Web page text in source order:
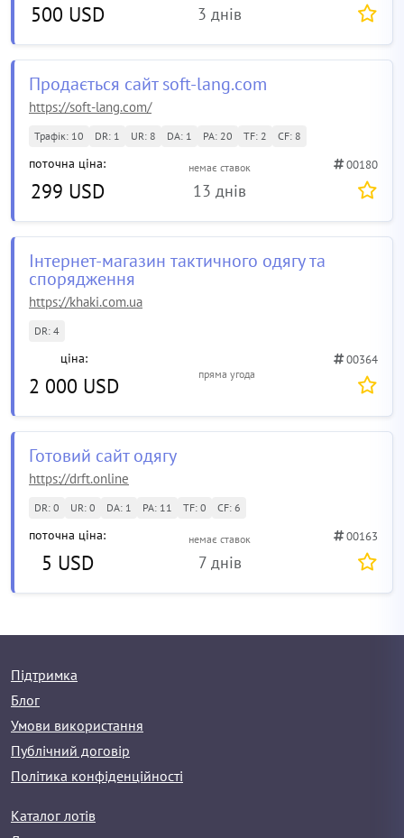
500 USD 3 днів
Продається сайт soft-lang.com
https://soft-lang.com/
Трафік: 10 DR: 1 UR: 8 DA: 1 PA: 20 TF: 2 CF: 8
поточна ціна:
299 USD
немає ставок
13 днів
00180
Інтернет-магазин тактичного одягу та
спорядження
https://khaki.com.ua
DR: 4
ціна:
2 000 USD пряма угода
00364
Готовий сайт одягу
https://drft.online
DR: 0 UR: 0 DA: 1 PA: 11 TF: 0 CF: 6
поточна ціна:
5 USD
немає ставок
7 днів
00163
Підтримка
Блог
Умови використання
Публічний договір
Політика конфіденційності
Каталог лотів